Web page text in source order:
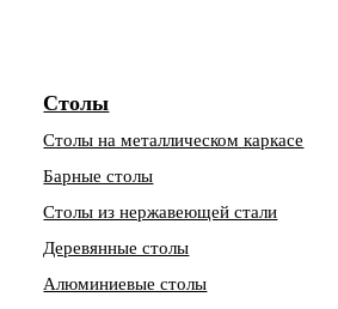
Столы
Столы на металлическом каркасе
Барные столы
Столы из нержавеющей стали
Деревянные столы
Алюминиевые столы